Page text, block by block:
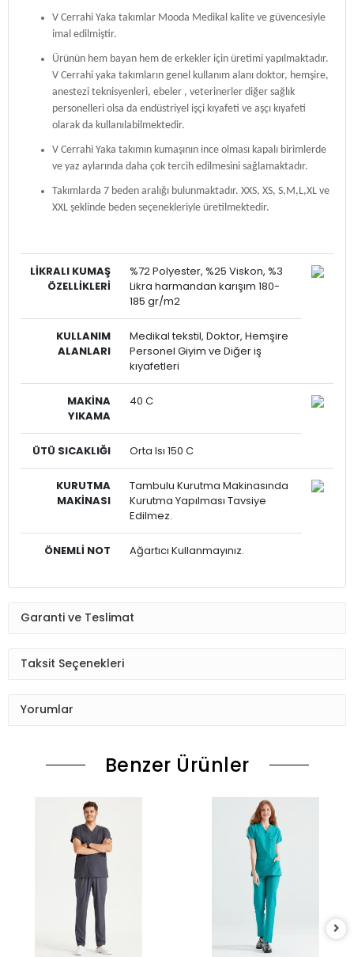
V Cerrahi Yaka takımlar Mooda Medikal kalite ve güvencesiyle
imal edilmiştir.
Ürünün hem bayan hem de erkekler için üretimi yapılmaktadır.
V Cerrahi yaka takımların genel kullanım alanı doktor, hemşire,
anestezi teknisyenleri, ebeler , veterinerler diğer sağlık
personelleri olsa da endüstriyel işçi kıyafeti ve aşçı kıyafeti
olarak da kullanılabilmektedir.
V Cerrahi Yaka takımın kumaşının ince olması kapalı birimlerde
ve yaz aylarında daha çok tercih edilmesini sağlamaktadır.
Takımlarda 7 beden aralığı bulunmaktadır. XXS, XS, S,M,L,XL ve
XXL şeklinde beden seçenekleriyle üretilmektedir.
LİKRALI KUMAŞ
ÖZELLİKLERİ
%72 Polyester, %25 Viskon, %3
Likra harmandan karışım 180-
185 gr/m2
KULLANIM
ALANLARI
Medikal tekstil, Doktor, Hemşire
Personel Giyim ve Diğer iş
kıyafetleri
MAKİNA
YIKAMA
40 C
ÜTÜ SICAKLIĞI Orta Isı 150 C
KURUTMA
MAKİNASI
Tambulu Kurutma Makinasında
Kurutma Yapılması Tavsiye
Edilmez.
ÖNEMLİ NOT Ağartıcı Kullanmayınız.
Garanti ve Teslimat
Taksit Seçenekleri
Yorumlar
Benzer Ürünler